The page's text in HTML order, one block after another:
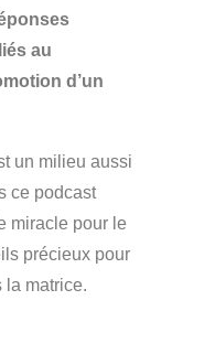
au
d’un
un milieu aussi
ce podcast
miracle pour le
précieux pour
la matrice.